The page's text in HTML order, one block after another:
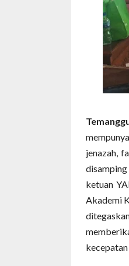
jenazah,
ketuan
Akademi